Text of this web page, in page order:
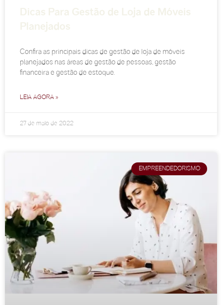
Dicas Para Gestão de Loja de Móveis
Planejados
Confira as principais dicas de gestão de loja de móveis
planejados nas áreas de gestão de pessoas, gestão
financeira e gestão de estoque.
LEIA AGORA »
27 de maio de 2022
EMPREENDEDORISMO